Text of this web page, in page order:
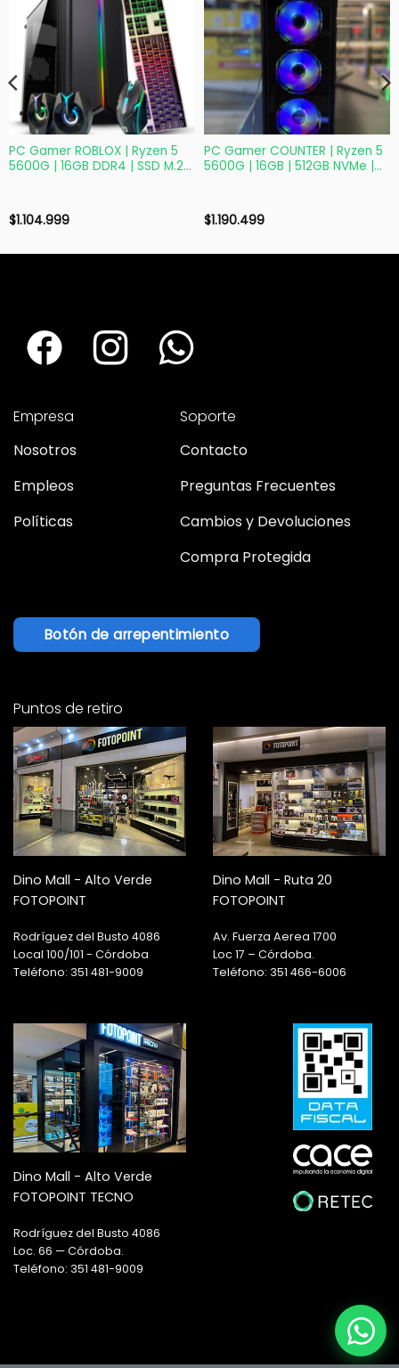
PC Gamer ROBLOX | Ryzen 5
5600G | 16GB DDR4 | SSD M.2
$1.104.999
PC Gamer COUNTER | Ryzen 5
5600G | 16GB | 512GB NVMe |
$1.190.499
Empresa
Nosotros
Empleos
Políticas
Soporte
Contacto
Preguntas Frecuentes
Cambios y Devoluciones
Compra Protegida
Botón de arrepentimiento
Puntos de retiro
Dino Mall - Alto Verde
FOTOPOINT
Rodríguez del Busto 4086
Local 100/101 - Córdoba
Teléfono: 351 481-9009
Dino Mall - Ruta 20
FOTOPOINT
Av. Fuerza Aerea 1700
Loc 17 – Córdoba.
Teléfono: 351 466-6006
Dino Mall - Alto Verde
FOTOPOINT TECNO
Rodríguez del Busto 4086
Loc. 66 — Córdoba.
Teléfono: 351 481-9009